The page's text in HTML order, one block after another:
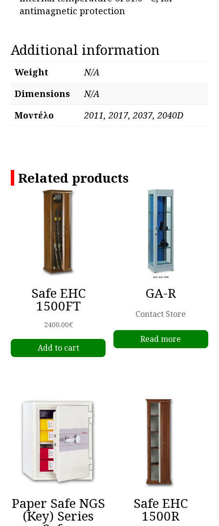
antimagnetic protection
Additional information
Weight
N/A
Dimensions
N/A
Μοντέλο
2011, 2017, 2037, 2040D
Related products
Safe EHC
1500FT
2400.00€
Add to cart
GA-R
Contact Store
Read more
Paper Safe NGS
(Key) Series
Safe EHC
1500R